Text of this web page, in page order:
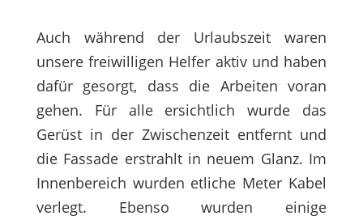
Auch während der Urlaubszeit waren
unsere freiwilligen Helfer aktiv und haben
dafür gesorgt, dass die Arbeiten voran
gehen. Für alle ersichtlich wurde das
Gerüst in der Zwischenzeit entfernt und
die Fassade erstrahlt in neuem Glanz. Im
Innenbereich wurden etliche Meter Kabel
verlegt. Ebenso wurden einige